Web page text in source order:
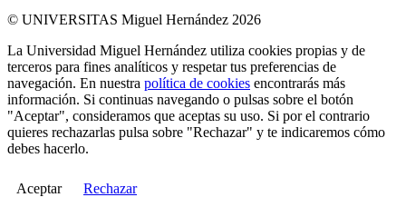
© UNIVERSITAS Miguel Hernández 2026
La Universidad Miguel Hernández utiliza cookies propias y de
terceros para fines analíticos y respetar tus preferencias de
navegación. En nuestra política de cookies encontrarás más
información. Si continuas navegando o pulsas sobre el botón
"Aceptar", consideramos que aceptas su uso. Si por el contrario
quieres rechazarlas pulsa sobre "Rechazar" y te indicaremos cómo
debes hacerlo.
Aceptar Rechazar